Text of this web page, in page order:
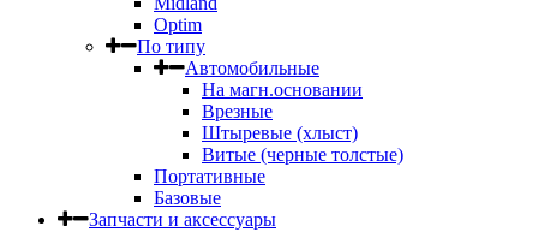
Optim
По типу
Автомобильные
На магн.основании
Врезные
Штыревые (хлыст)
Витые (черные толстые)
Портативные
Базовые
Запчасти и аксессуары